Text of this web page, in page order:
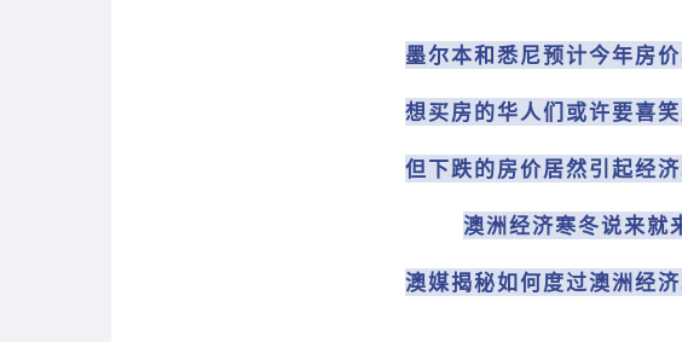
墨尔本和悉尼预计今年房价
想买房的华人们或许要喜笑
但下跌的房价居然引起经济
澳洲经济寒冬说来就
澳媒揭秘如何度过澳洲经济